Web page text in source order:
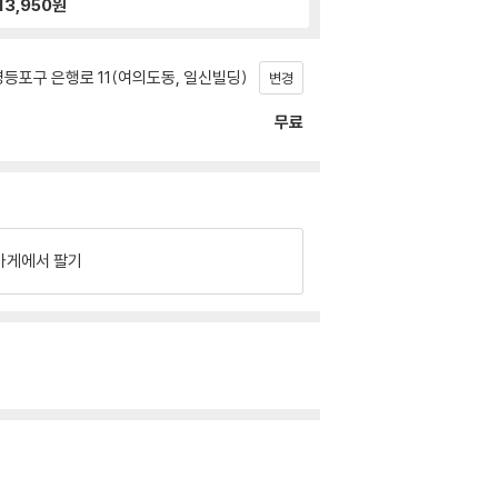
원
포구 은행로 11(여의도동, 일신빌딩) 변경
무료
게에서 팔기